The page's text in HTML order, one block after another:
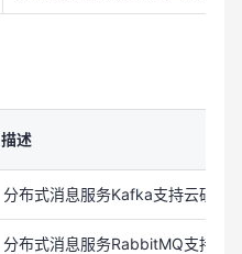
描述
分布式消息服务Kafka支持云硬盘
分布式消息服务RabbitMQ支持云